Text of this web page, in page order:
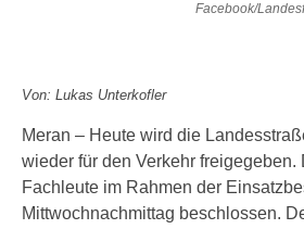
Facebook/
Von: Lukas Unterkofler
Meran – Heute wird die
wieder für den Verkehr freigegeben.
Fachleute im Rahmen der
Mittwochnachmittag beschlossen.